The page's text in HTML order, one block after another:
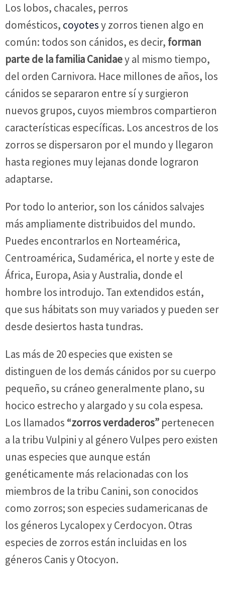
Los lobos, chacales, perros
domésticos, coyotesy zorros tienen algo en
común: todos son cánidos, es decir, forman
parte de la familia Canidaey al mismo tiempo,
del orden Carnivora. Hace millones de años, los
cánidos se separaron entre sí y surgieron
nuevos grupos, cuyos miembros compartieron
características específicas. Los ancestros de los
zorros se dispersaron por el mundo y llegaron
hasta regiones muy lejanas donde lograron
adaptarse.
Por todo lo anterior, son los cánidos salvajes
más ampliamente distribuidos del mundo.
Puedes encontrarlos en Norteamérica,
Centroamérica, Sudamérica, el norte y este de
África, Europa, Asia y Australia, donde el
hombre los introdujo. Tan extendidos están,
que sus hábitats son muy variados y pueden ser
desde desiertos hasta tundras.
Las más de 20 especies que existen se
distinguen de los demás cánidos por su cuerpo
pequeño, su cráneo generalmente plano, su
hocico estrecho y alargado y su cola espesa.
Los llamados “zorros verdaderos” pertenecen
a la tribu Vulpini y al género Vulpes pero existen
unas especies que aunque están
genéticamente más relacionadas con los
miembros de la tribu Canini, son conocidos
como zorros; son especies sudamericanas de
los géneros Lycalopex y Cerdocyon. Otras
especies de zorros están incluidas en los
géneros Canis y Otocyon.